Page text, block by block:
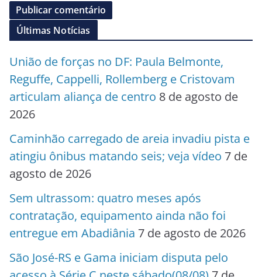
Últimas Notícias
União de forças no DF: Paula Belmonte,
Reguffe, Cappelli, Rollemberg e Cristovam
articulam aliança de centro 8 de agosto de
2026
Caminhão carregado de areia invadiu pista e
atingiu ônibus matando seis; veja vídeo 7 de
agosto de 2026
Sem ultrassom: quatro meses após
contratação, equipamento ainda não foi
entregue em Abadiânia 7 de agosto de 2026
São José-RS e Gama iniciam disputa pelo